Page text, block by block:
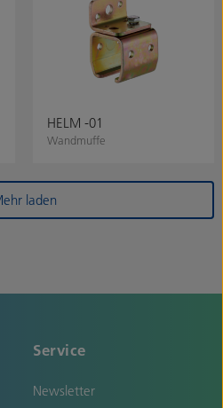
HELM -01
Wandmuffe
laden
Service
Newsletter